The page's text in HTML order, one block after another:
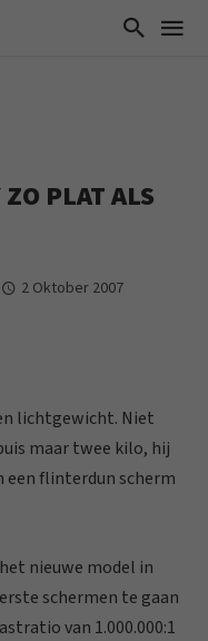
PLAT ALS
2 Oktober 2007
lichtgewicht. Niet
maar twee kilo, hij
een flinterdun scherm
nieuwe model in
schermen te gaan
van 1.000.000:1